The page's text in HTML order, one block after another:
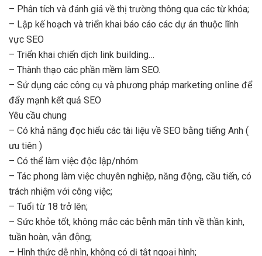
– Phân tích và đánh giá về thị trường thông qua các từ khóa;
– Lập kế hoạch và triển khai báo cáo các dự án thuộc lĩnh
vực SEO
– Triển khai chiến dịch link building…
– Thành thạo các phần mềm làm SEO.
– Sử dụng các công cụ và phương pháp marketing online để
đẩy mạnh kết quả SEO
Yêu cầu chung
– Có khả năng đọc hiểu các tài liệu về SEO bằng tiếng Anh (
ưu tiên )
– Có thể làm việc độc lập/nhóm
– Tác phong làm việc chuyên nghiệp, năng động, cầu tiến, có
trách nhiệm với công việc;
– Tuổi từ 18 trở lên;
– Sức khỏe tốt, không mắc các bệnh mãn tính về thần kinh,
tuần hoàn, vận động;
– Hình thức dễ nhìn, không có dị tật ngoại hình;